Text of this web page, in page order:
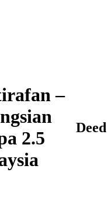
–
2.5
Deed